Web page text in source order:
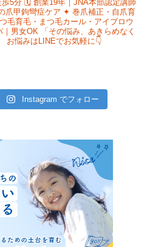
歩5分🗓 創業19年｜JNA本部認定講師
爪甲鉤彎症ケア ✦ 巻爪補正・自爪育
毛育毛・まつ毛カール・アイブロウ
｜男女OK 「その悩み、あきらめなく
お悩みはLINEでお気軽に👇
Instagram でフォロー